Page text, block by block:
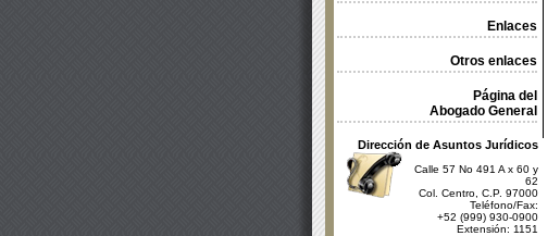
Enlaces
Otros enlaces
Página del
Abogado General
Dirección de Asuntos Jurídicos
Calle 57 No 491 A x 60 y
62
Col. Centro, C.P. 97000
Teléfono/Fax:
+52 (999) 930-0900
Extensión: 1151